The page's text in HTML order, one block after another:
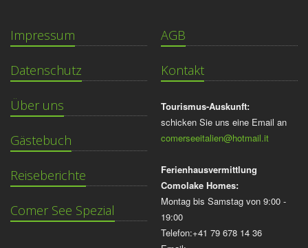
Impressum
Datenschutz
Über uns
Gästebuch
Reiseberichte
Comer See Spezial
AGB
Kontakt
Tourismus-Auskunft:
schicken Sie uns eine Email an
comerseeitalien@hotmail.it
Ferienhausvermittlung
Comolake Homes:
Montag bis Samstag von 9:00 -
19:00
Telefon:+41 79 678 14 36